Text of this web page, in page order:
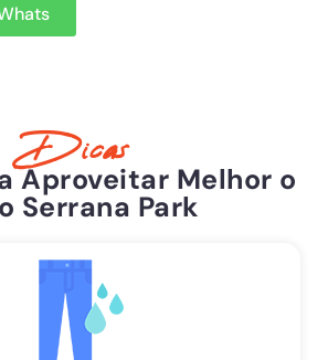
Dicas
Aproveitar Melhor o
Serrana Park